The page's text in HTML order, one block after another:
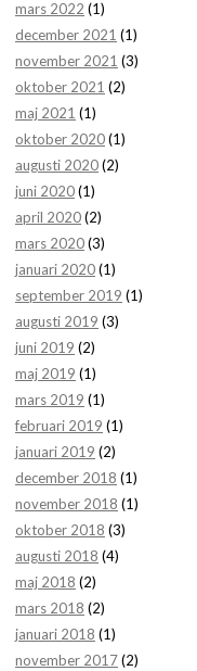
mars 2022 (1)
december 2021 (1)
november 2021 (3)
oktober 2021 (2)
maj 2021 (1)
oktober 2020(1)
augusti 2020(2)
juni 2020(1)
april 2020(2)
mars 2020(3)
januari 2020(1)
september 2019 (1)
augusti 2019 (3)
juni 2019 (2)
maj 2019 (1)
mars 2019 (1)
februari 2019 (1)
januari 2019 (2)
december 2018 (1)
november 2018 (1)
oktober 2018 (3)
augusti 2018 (4)
maj 2018 (2)
mars 2018 (2)
januari 2018 (1)
november 2017(2)